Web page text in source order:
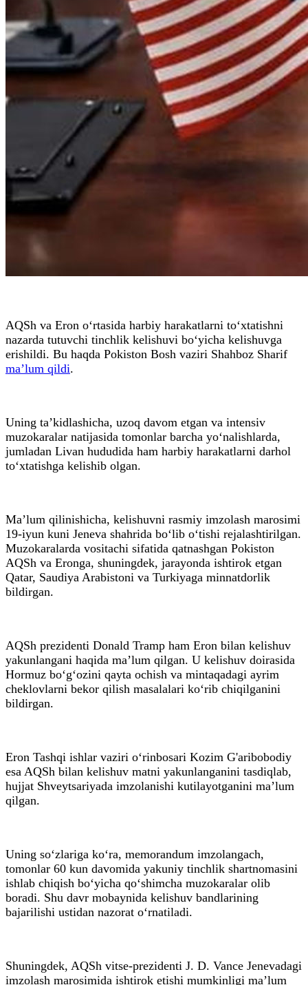
AQSh va Eron o‘rtasida harbiy harakatlarni to‘xtatishni
nazarda tutuvchi tinchlik kelishuvi bo‘yicha kelishuvga
erishildi. Bu haqda Pokiston Bosh vaziri Shahboz Sharif
ma’lum qildi.
Uning ta’kidlashicha, uzoq davom etgan va intensiv
muzokaralar natijasida tomonlar barcha yo‘nalishlarda,
jumladan Livan hududida ham harbiy harakatlarni darhol
to‘xtatishga kelishib olgan.
Ma’lum qilinishicha, kelishuvni rasmiy imzolash marosimi
19-iyun kuni Jeneva shahrida bo‘lib o‘tishi rejalashtirilgan.
Muzokaralarda vositachi sifatida qatnashgan Pokiston
AQSh va Eronga, shuningdek, jarayonda ishtirok etgan
Qatar, Saudiya Arabistoni va Turkiyaga minnatdorlik
bildirgan.
AQSh prezidenti Donald Tramp ham Eron bilan kelishuv
yakunlangani haqida ma’lum qilgan. U kelishuv doirasida
Hormuz bo‘g‘ozini qayta ochish va mintaqadagi ayrim
cheklovlarni bekor qilish masalalari ko‘rib chiqilganini
bildirgan.
Eron Tashqi ishlar vaziri o‘rinbosari Kozim G'aribobodiy
esa AQSh bilan kelishuv matni yakunlanganini tasdiqlab,
hujjat Shveytsariyada imzolanishi kutilayotganini ma’lum
qilgan.
Uning so‘zlariga ko‘ra, memorandum imzolangach,
tomonlar 60 kun davomida yakuniy tinchlik shartnomasini
ishlab chiqish bo‘yicha qo‘shimcha muzokaralar olib
boradi. Shu davr mobaynida kelishuv bandlarining
bajarilishi ustidan nazorat o‘rnatiladi.
Shuningdek, AQSh vitse-prezidenti J. D. Vance Jenevadagi
imzolash marosimida ishtirok etishi mumkinligi ma’lum